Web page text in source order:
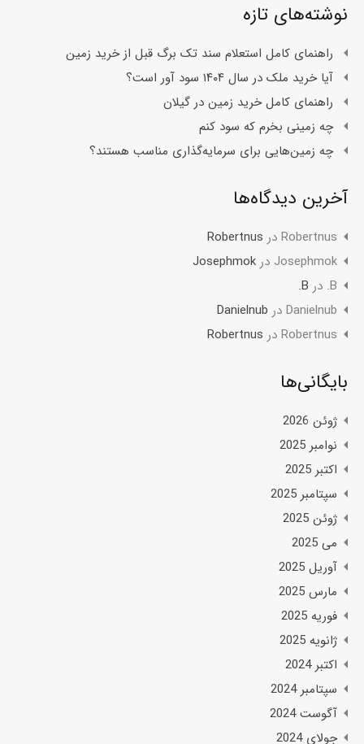
نوشته‌های تازه
راهنمای کامل استعلام سند تک برگ قبل از خرید زمین
آیا خرید ملک در سال ۱۴۰۴ سود آور است؟
راهنمای کامل خرید زمین در گیلان
چه زمینی بخرم که سود کنم
چه زمین‌هایی برای سرمایه‌گذاری مناسب هستند؟
آخرین دیدگاه‌ها
Robertnus در Robertnus
Josephmok در Josephmok
B. در B.
Danielnub در Danielnub
Robertnus در Robertnus
بایگانی‌ها
ژوئن 2026
نوامبر 2025
اکتبر 2025
سپتامبر 2025
ژوئن 2025
می 2025
آوریل 2025
مارس 2025
فوریه 2025
ژانویه 2025
اکتبر 2024
سپتامبر 2024
آگوست 2024
جولای 2024